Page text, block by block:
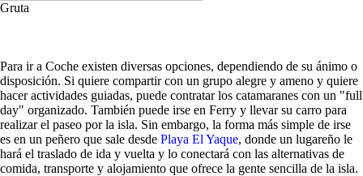
Gruta
Para ir a Coche existen diversas opciones, dependiendo de su ánimo o
disposición. Si quiere compartir con un grupo alegre y ameno y quiere
hacer actividades guiadas, puede contratar los catamaranes con un "full
day" organizado. También puede irse en Ferry y llevar su carro para
realizar el paseo por la isla. Sin embargo, la forma más simple de irse
es en un peñero que sale desde Playa El Yaque, donde un lugareño le
hará el traslado de ida y vuelta y lo conectará con las alternativas de
comida, transporte y alojamiento que ofrece la gente sencilla de la isla.